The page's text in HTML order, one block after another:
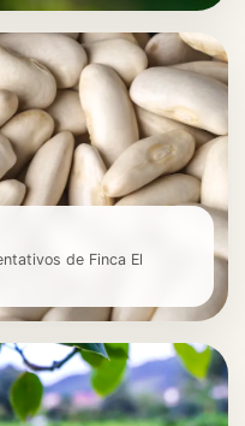
de Finca El